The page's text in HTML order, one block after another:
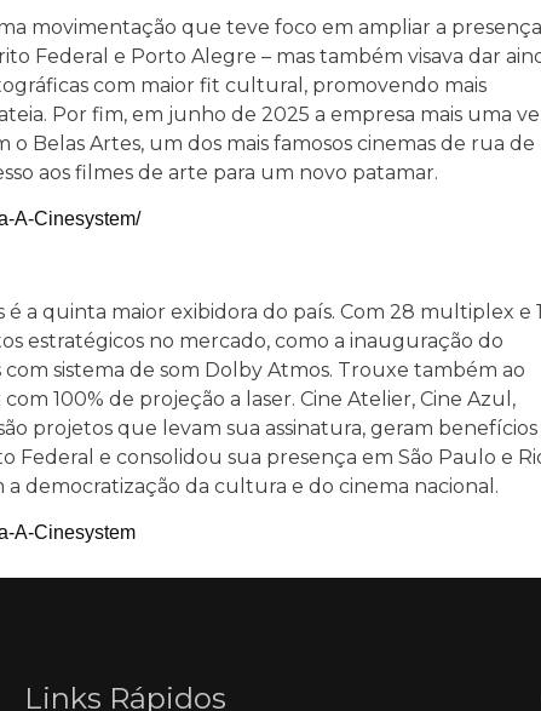
movimentação que teve foco em ampliar a presença
Federal e Porto Alegre – mas também visava dar
com maior fit cultural, promovendo mais
Por fim, em junho de 2025 a empresa mais uma
Belas Artes, um dos mais famosos cinemas de rua de
aos filmes de arte para um novo patamar.
A-Cinesystem/
é a quinta maior exibidora do país. Com 28 multiplex e
estratégicos no mercado, como a inauguração do
sistema de som Dolby Atmos. Trouxe também ao
100% de projeção a laser. Cine Atelier, Cine Azul,
projetos que levam sua assinatura, geram benefícios
Federal e consolidou sua presença em São Paulo e
democratização da cultura e do cinema nacional.
A-Cinesystem
Links Rápidos